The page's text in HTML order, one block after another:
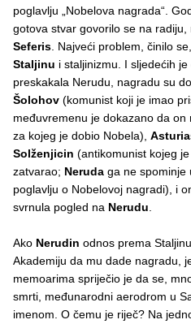
poglavlju „Nobelova nagrada“.
gotova stvar govorilo se na radiju,
Seferis . Najveći problem, činilo
Staljinu i staljinizmu. I sljedećih
preskakala Nerudu, nagradu su
Šolohov (komunist koji je imao
međuvremenu je dokazano da on
za kojeg je dobio Nobela),
Solženjicin (antikomunist kojeg
zatvarao; Neruda ga ne spominje
poglavlju o Nobelovoj nagradi), i
svrnula pogled na Nerudu
Ako Nerudin odnos prema
Akademiju da mu dade nagradu,
memoarima spriječio je da se,
smrti, međunarodni aerodrom u
imenom. O čemu je riječ? Na